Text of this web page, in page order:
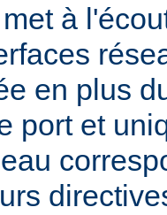
à
en plus
port et